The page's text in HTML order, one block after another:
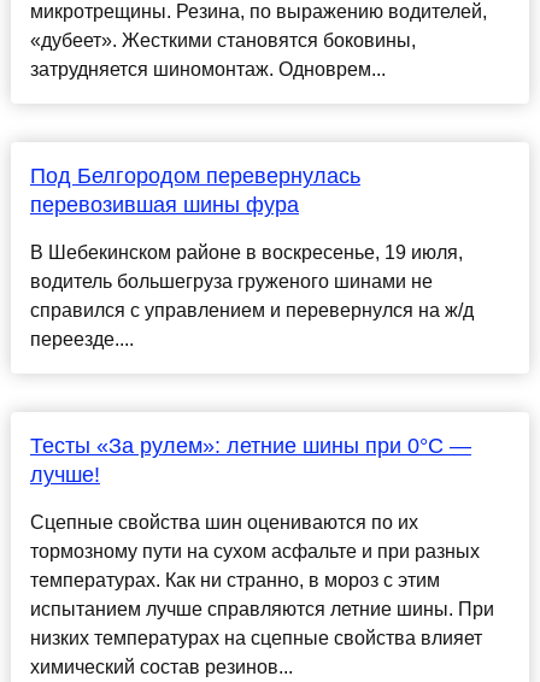
микротрещины. Резина, по выражению водителей,
«дубеет». Жесткими становятся боковины,
затрудняется шиномонтаж. Одноврем...
Под Белгородом перевернулась
перевозившая шины фура
В Шебекинском районе в воскресенье, 19 июля,
водитель большегруза груженого шинами не
справился с управлением и перевернулся на ж/д
переезде....
Тесты «За рулем»: летние шины при 0°С —
лучше!
Сцепные свойства шин оцениваются по их
тормозному пути на сухом асфальте и при разных
температурах. Как ни странно, в мороз с этим
испытанием лучше справляются летние шины. При
низких температурах на сцепные свойства влияет
химический состав резинов...